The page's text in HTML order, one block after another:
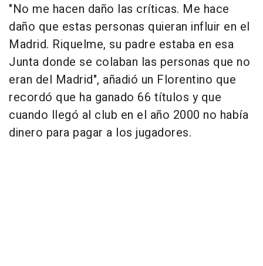
"No me hacen daño las críticas. Me hace
daño que estas personas quieran influir en el
Madrid. Riquelme, su padre estaba en esa
Junta donde se colaban las personas que no
eran del Madrid", añadió un Florentino que
recordó que ha ganado 66 títulos y que
cuando llegó al club en el año 2000 no había
dinero para pagar a los jugadores.